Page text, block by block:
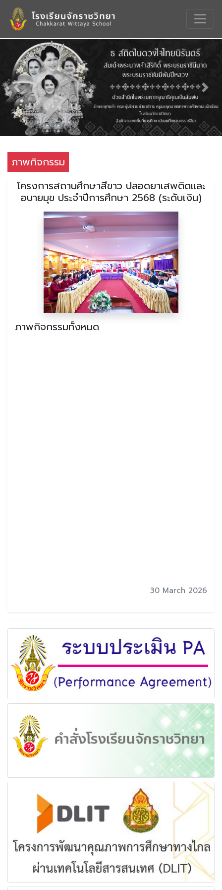
Previous Next
ภาพกิจกรรม
โครงการสถานศึกษาสีขาว ปลอดยาเสพติดและ
อบายมุข ประจำปีการศึกษา 2568 (ระดับเงิน)
ภาพกิจกรรมทั้งหมด
30 March 2026